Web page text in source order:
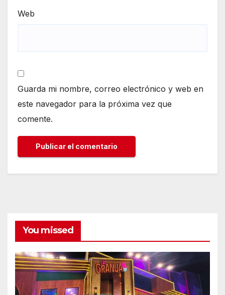
Web
Guarda mi nombre, correo electrónico y web en
este navegador para la próxima vez que
comente.
You missed